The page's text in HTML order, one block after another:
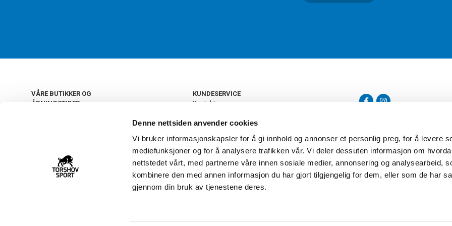
Denne nettsiden anvender cookies
Vi bruker informasjonskapsler for å gi innhold og annonser et personlig preg, for å levere
mediefunksjoner og for å analysere trafikken vår. Vi deler dessuten informasjon om
nettstedet vårt, med partnerne våre innen sosiale medier, annonsering og analysearbeid,
kombinere den med annen informasjon du har gjort tilgjengelig for dem, eller som de har
gjennom din bruk av tjenestene deres.
VÅRE BUTIKKER OG
ÅPNINGSTIDER
22 09 20 20
KUNDESERVICE
Kontakt oss
Retur og bytte
Personvern
Frakt og levering
Ledige stillinger
FAQ - Ofte stilte spørsmål
Åpenhetsloven
Torshov Sport har over 90 års
klubbhandel. Torshov Sport har
Drammen, Sandvika Storsenter